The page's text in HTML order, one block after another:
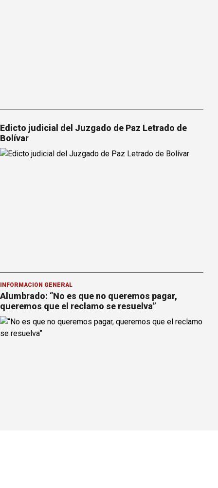
Edicto judicial del Juzgado de Paz Letrado de
Bolívar
INFORMACION GENERAL
Alumbrado: “No es que no queremos pagar,
queremos que el reclamo se resuelva”